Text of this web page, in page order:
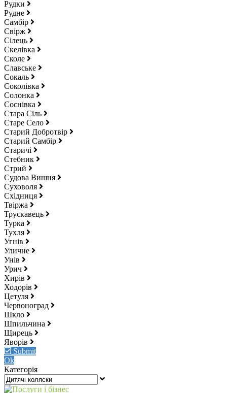
Рудки
Рудне
Самбір
Свірж
Сілець
Скелівка
Сколе
Славське
Сокаль
Соколівка
Солонка
Соснівка
Стара Сіль
Старе Село
Старий Добротвір
Старий Самбір
Старичі
Стебник
Стрий
Судова Вишня
Суховоля
Східниця
Твіржа
Трускавець
Турка
Тухля
Угнів
Уличне
Унів
Урич
Хирів
Ходорів
Цетуля
Червоноград
Шкло
Шпильчина
Щирець
Яворів
Submit
Ok
Категорія